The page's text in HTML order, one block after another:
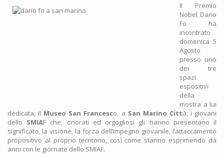
Il Premio
Nobel Dario
Fo ha
incontrato
domenica 5
Agosto
presso uno
dei tre
spazi
espositivi
della
mostra a lui
dedicata, il Museo San Francesco, a San Marino Città, i giovani
dello SMIAF che, onorati ed orgogliosi gli hanno presentano il
significato, la visione, la forza dell’impegno giovanile, l’attaccamento
propositivo al proprio territorio, così come stanno esprimendo da
anni con le giornate dello SMIAF.